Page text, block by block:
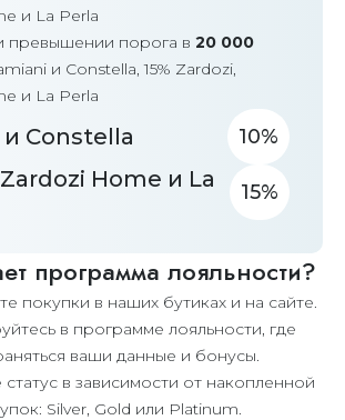
и La Perla
превышении порога в 20 000
и Constella, 15% Zardozi,
и La Perla
Constella 10
Home и La
15
программа лояльности?
покупки в наших бутиках и на сайте.
в программе лояльности, где
ваши данные и бонусы.
статус в зависимости от накопленной
Silver, Gold или Platinum.